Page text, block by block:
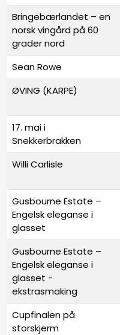
Bringebærlandet – en
norsk vingård på 60
grader nord
Sean Rowe
ØVING (KARPE)
17. mai i
Snekkerbrakken
Willi Carlisle
Gusbourne Estate –
Engelsk eleganse i
glasset
Gusbourne Estate –
Engelsk eleganse i
glasset -
ekstrasmaking
Cupfinalen på
storskjerm